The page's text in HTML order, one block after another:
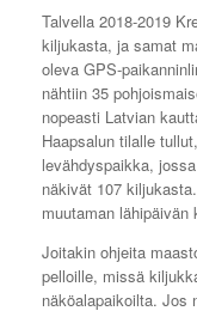
Talvella 2018-2019
kiljukasta, ja samat
oleva GPS-
nähtiin 35
nopeasti Latvian
Haapsalun tilalle
levähdyspaikka,
näkivät 107
muutaman lähipäivän
Joitakin ohjeita
pelloille, missä
näköalapaikoilta. Jos